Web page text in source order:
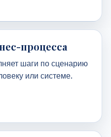
процесса
шаги по сценарию
или системе.